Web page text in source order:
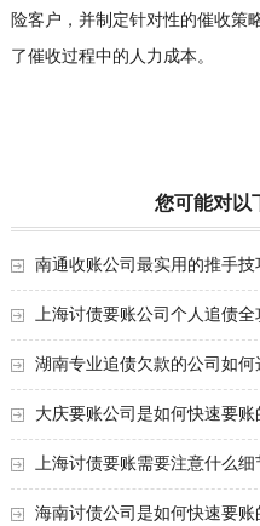
险客户，并制定针对性的催收策
了催收过程中的人力成本。
您可能对以
南通收账公司最实用的推手
享！
上海讨债要账公司个人追债全
湖南专业追债欠款的公司如
式
大庆要账公司是如何快速要账
上海讨债要账需要注意什么细
海南讨债公司是如何快速要账